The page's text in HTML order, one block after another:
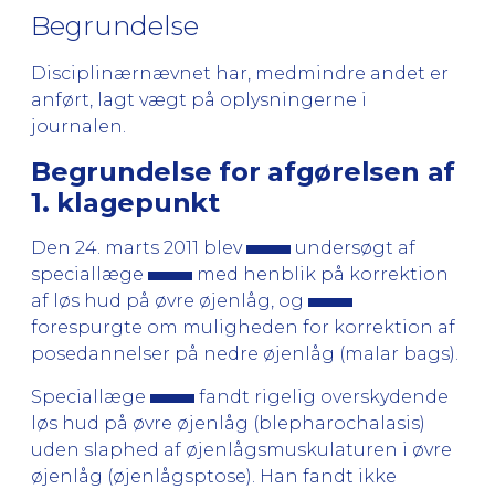
Begrundelse
Disciplinærnævnet har, medmindre andet er
anført, lagt vægt på oplysningerne i
journalen.
Begrundelse for afgørelsen af
1. klagepunkt
Den 24. marts 2011 blev
undersøgt af
speciallæge
med henblik på korrektion
af løs hud på øvre øjenlåg, og
forespurgte om muligheden for korrektion af
posedannelser på nedre øjenlåg (malar bags).
Speciallæge
fandt rigelig overskydende
løs hud på øvre øjenlåg (blepharochalasis)
uden slaphed af øjenlågs­muskulaturen i øvre
øjenlåg (øjenlågsptose). Han fandt ikke